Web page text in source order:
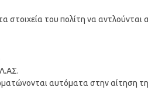
στοιχεία του πολίτη να αντλούνται
αυτόματα στην αίτηση